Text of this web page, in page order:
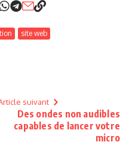
site web
suivant
Des ondes non audibles
capables de lancer votre
micro